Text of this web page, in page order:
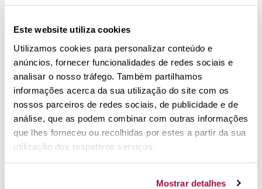
Este website utiliza cookies
Utilizamos cookies para personalizar conteúdo e
anúncios, fornecer funcionalidades de redes sociais e
analisar o nosso tráfego. Também partilhamos
informações acerca da sua utilização do site com os
nossos parceiros de redes sociais, de publicidade e de
análise, que as podem combinar com outras informações
que lhes forneceu ou recolhidas por estes a partir da sua
utilização dos respetivos serviços.
Mostrar detalhes
Aço AUS-8 nipónico
Samura
A faca de descascar que combina o melhor das tradições
das cutelarias japonesa e ocidental.
Uma empunhadura em formato japonês segura uma lâmina
em aço 58-59 HRC AUS-8. O seu cabo em fibra de vidro G-
10 tem o formato ovalado típico das facas japonesas e é
coroado por um ideograma, é muito resistente ao calor e à
humidade.